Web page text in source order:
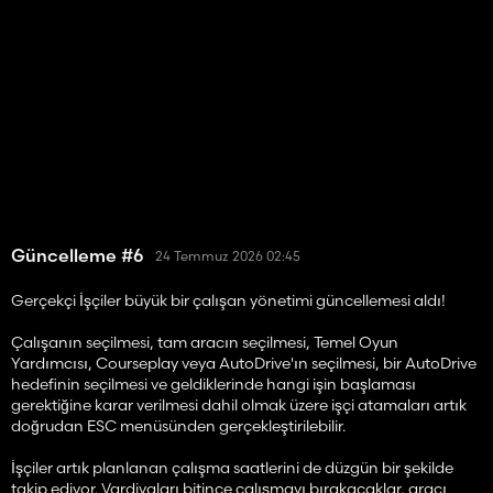
Güncelleme #6 24 Temmuz 2026 02:45
Gerçekçi İşçiler büyük bir çalışan yönetimi güncellemesi aldı!
Çalışanın seçilmesi, tam aracın seçilmesi, Temel Oyun
Yardımcısı, Courseplay veya AutoDrive'ın seçilmesi, bir AutoDrive
hedefinin seçilmesi ve geldiklerinde hangi işin başlaması
gerektiğine karar verilmesi dahil olmak üzere işçi atamaları artık
doğrudan ESC menüsünden gerçekleştirilebilir.
İşçiler artık planlanan çalışma saatlerini de düzgün bir şekilde
takip ediyor. Vardiyaları bitince çalışmayı bırakacaklar, aracı